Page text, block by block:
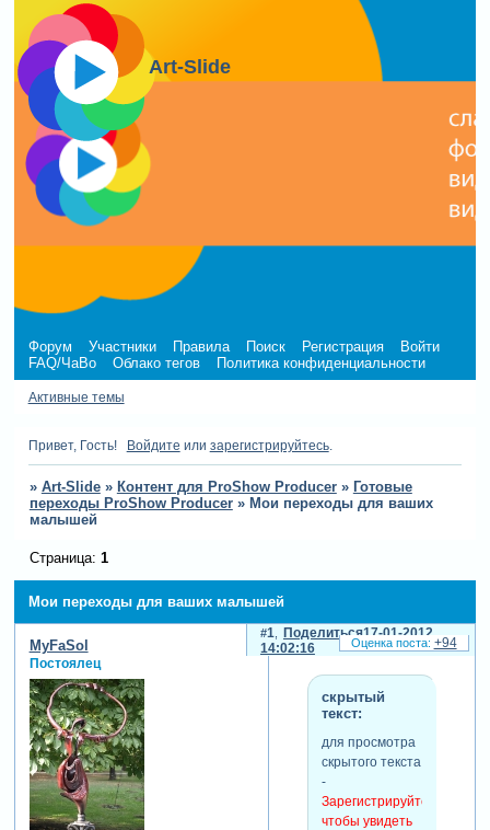
Art-Slide
Форум Участники Правила Поиск Регистрация
Войти
FAQ/ЧаВо
Облако тегов Политика конфиденциальности
Активные темы
Привет, Гость! Войдите или зарегистрируйтесь.
» Art-Slide » Контент для ProShow Producer » Готовые
переходы ProShow Producer » Мои переходы для ваших
малышей
Мои переходы для ваших малышей
Страница: 1
Поделиться
1
17-01-2012
14:02:16
MyFaSol
Постоялец
скрытый
текст:
для просмотра
скрытого текста
-
Зарегистрируйтесь,
чтобы увидеть
+94